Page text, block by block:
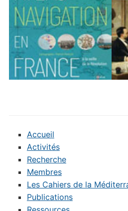
Accueil
Activités
Recherche
Membres
Les Cahiers de la
Publications